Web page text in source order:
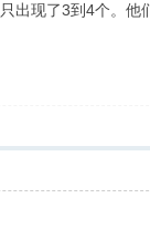
出现了3到4个。他